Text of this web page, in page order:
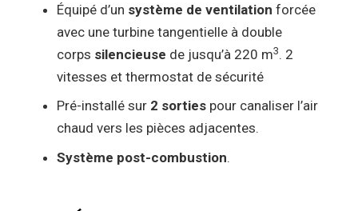
Équipé d’un système de ventilation forcée
avec une turbine tangentielle à double
corps silencieuse de jusqu’à 220 m3. 2
vitesses et thermostat de sécurité
Pré-installé sur 2 sorties pour canaliser l’air
chaud vers les pièces adjacentes.
Système post-combustion.